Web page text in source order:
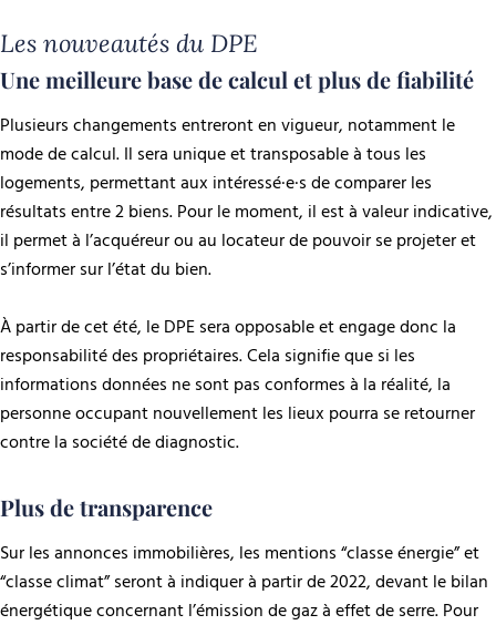
Les nouveautés du DPE
Une meilleure base de calcul et plus de fiabilité
Plusieurs changements entreront en vigueur, notamment le
mode de calcul. Il sera unique et transposable à tous les
logements, permettant aux intéressé·e·s de comparer les
résultats entre 2 biens. Pour le moment, il est à valeur indicative,
il permet à l’acquéreur ou au locateur de pouvoir se projeter et
s’informer sur l’état du bien.
À partir de cet été, le DPE sera opposable et engage donc la
responsabilité des propriétaires. Cela signifie que si les
informations données ne sont pas conformes à la réalité, la
personne occupant nouvellement les lieux pourra se retourner
contre la société de diagnostic.
Plus de transparence
Sur les annonces immobilières, les mentions “classe énergie” et
“classe climat” seront à indiquer à partir de 2022, devant le bilan
énergétique concernant l’émission de gaz à effet de serre. Pour